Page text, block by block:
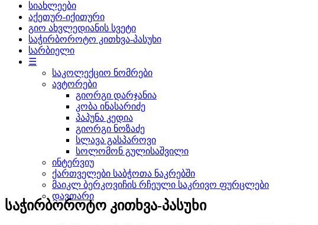
სიახლეები
აქეთურ-იქითური
გიო ახვლედიანის სვეტი
საჭირბოროტო კითხვა-პასუხი
სარბიელი
☰
საკოლექციო ნომრები
ავტორები
გიორგი დარჯანია
კობა ინასარიძე
პაპუნა კედია
გიორგი ნოზაძე
სლავა გასპაროვი
სოლომონ გულისაშვილი
ინტერვიუ
ქართველები საბჭოთა ნაკრებში
მაიკლ ბერკოვიჩის რჩეული საკრივო ფურცლები
დავთარი
საჭირბოროტო კითხვა-პასუხი